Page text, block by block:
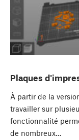
Plaques
À partir de la
travailler sur
fonctionnalité
de nombreux…